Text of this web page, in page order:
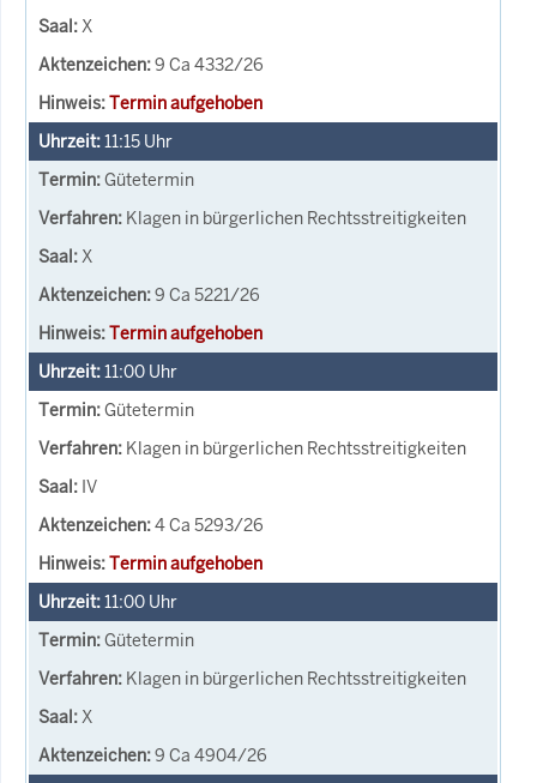
X
9 Ca 4332/26
Termin aufgehoben
11:15 Uhr
Gütetermin
Klagen in bürgerlichen Rechtsstreitigkeiten
X
9 Ca 5221/26
Termin aufgehoben
11:00 Uhr
Gütetermin
Klagen in bürgerlichen Rechtsstreitigkeiten
IV
4 Ca 5293/26
Termin aufgehoben
11:00 Uhr
Gütetermin
Klagen in bürgerlichen Rechtsstreitigkeiten
X
9 Ca 4904/26